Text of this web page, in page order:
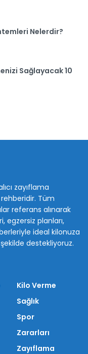
Nelerdir?
Sağlayacak 10
zayıflama
Tüm
referans alınarak
egzersiz planları,
ideal kilonuza
şekilde destekliyoruz.
Kilo Verme
Sağlık
Spor
Zararları
Zayıflama